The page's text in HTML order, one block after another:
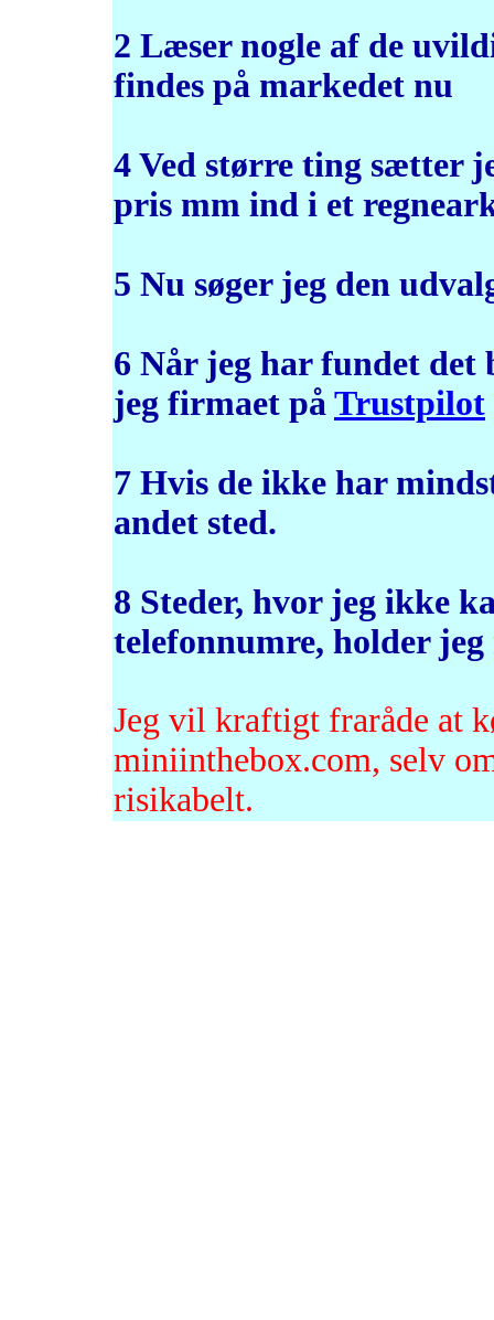
2 Læser nogle af de
findes på markedet nu
4 Ved større ting sætter
pris mm ind i et
5 Nu søger jeg den
6 Når jeg har fundet
jeg firmaet på Trustpilot
7 Hvis de ikke har
andet sted.
8 Steder, hvor jeg ikke
telefonnumre, holder
Jeg vil kraftigt fraråde at
miniinthebox.com, selv
risikabelt.